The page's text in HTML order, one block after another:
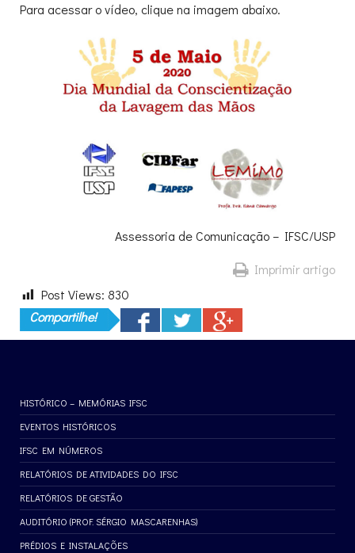
Para acessar o vídeo, clique na imagem abaixo.
Assessoria de Comunicação – IFSC/USP
Imprimir artigo
Post Views: 830
Compartilhe!
HISTÓRICO – MEMÓRIAS IFSC
EVENTOS HISTÓRICOS
IFSC EM NÚMEROS
RELATÓRIOS DE ATIVIDADES DO IFSC
RELATÓRIOS DE GESTÃO
AUDITÓRIO (PROF. SÉRGIO MASCARENHAS)
PRÉDIOS E INSTALAÇÕES